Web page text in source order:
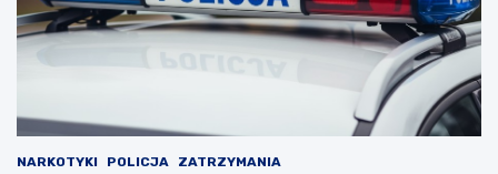
NARKOTYKI POLICJA ZATRZYMANIA